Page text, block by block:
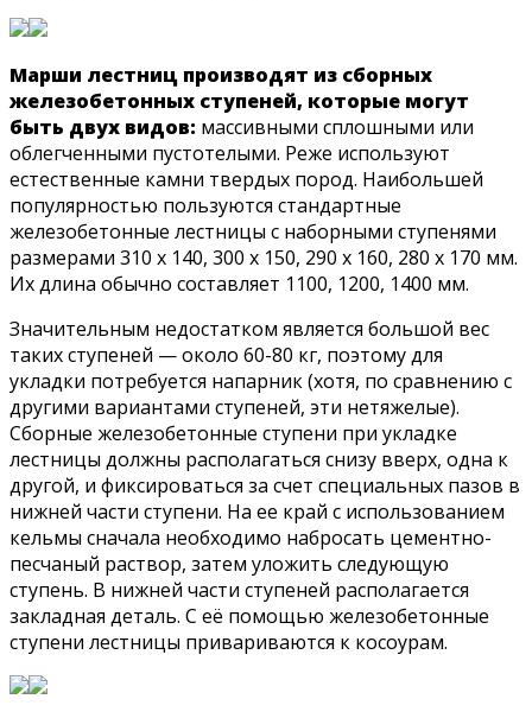
Марши лестниц производят из сборных
железобетонных ступеней, которые могут
быть двух видов: массивными сплошными или
облегченными пустотелыми. Реже используют
естественные камни твердых пород. Наибольшей
популярностью пользуются стандартные
железобетонные лестницы с наборными ступенями
размерами 310 х 140, 300 х 150, 290 х 160, 280 х 170 мм.
Их длина обычно составляет 1100, 1200, 1400 мм.
Значительным недостатком является большой вес
таких ступеней — около 60-80 кг, поэтому для
укладки потребуется напарник (хотя, по сравнению с
другими вариантами ступеней, эти нетяжелые).
Сборные железобетонные ступени при укладке
лестницы должны располагаться снизу вверх, одна к
другой, и фиксироваться за счет специальных пазов в
нижней части ступени. На ее край с использованием
кельмы сначала необходимо набросать цементно-
песчаный раствор, затем уложить следующую
ступень. В нижней части ступеней располагается
закладная деталь. С её помощью железобетонные
ступени лестницы привариваются к косоурам.